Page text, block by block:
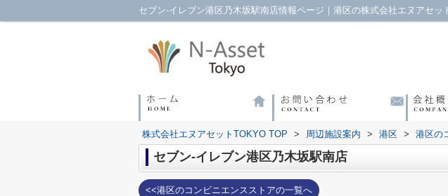
セブン-イレブン港区乃木坂駅南店情報ページ｜港区の株式会社エヌアセッ
株式会社エヌアセットTOKYO TOP > 周辺施設案内 > 港区 > 港区の
セブン-イレブン港区乃木坂駅南店
<<港区のコンビニエンスストアの一覧へ